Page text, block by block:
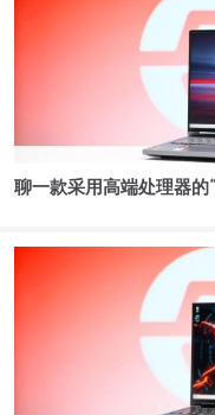
聊一款采用高端处理器的